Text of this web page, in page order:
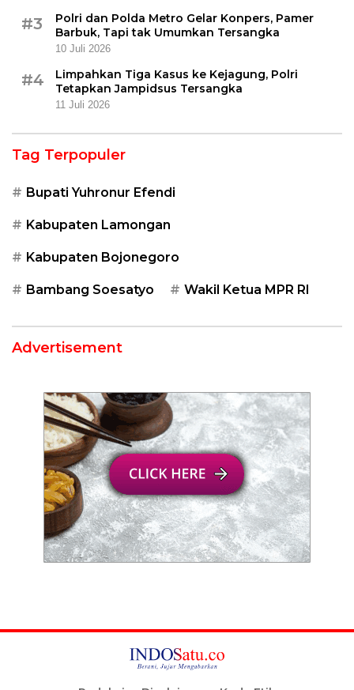
#3
Polri dan Polda Metro Gelar Konpers, Pamer
Barbuk, Tapi tak Umumkan Tersangka
10 Juli 2026
#4
Limpahkan Tiga Kasus ke Kejagung, Polri
Tetapkan Jampidsus Tersangka
11 Juli 2026
Tag Terpopuler
Bupati Yuhronur Efendi
Kabupaten Lamongan
Kabupaten Bojonegoro
Bambang Soesatyo Wakil Ketua MPR RI
Advertisement